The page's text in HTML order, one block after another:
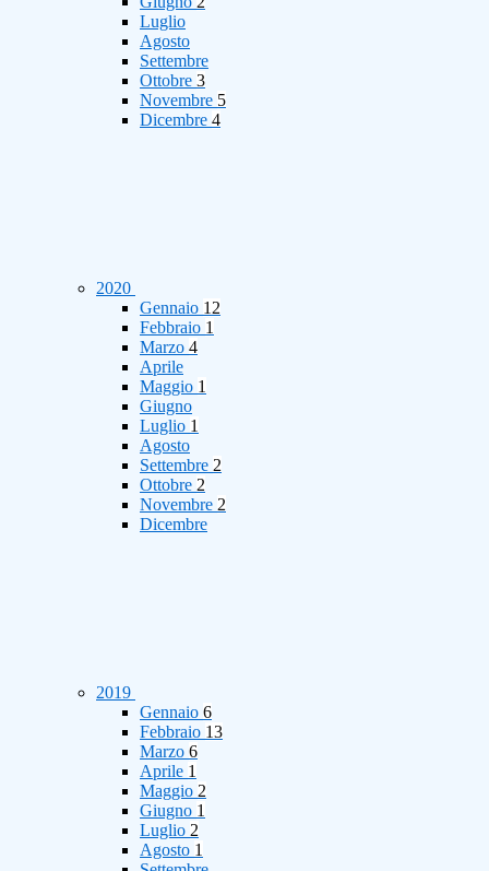
Luglio
Agosto
Settembre
Ottobre 3
Novembre 5
Dicembre 4
2020
Gennaio 12
Febbraio 1
Marzo 4
Aprile
Maggio 1
Giugno
Luglio 1
Agosto
Settembre 2
Ottobre 2
Novembre 2
Dicembre
2019
Gennaio 6
Febbraio 13
Marzo 6
Aprile 1
Maggio 2
Giugno 1
Luglio 2
Agosto 1